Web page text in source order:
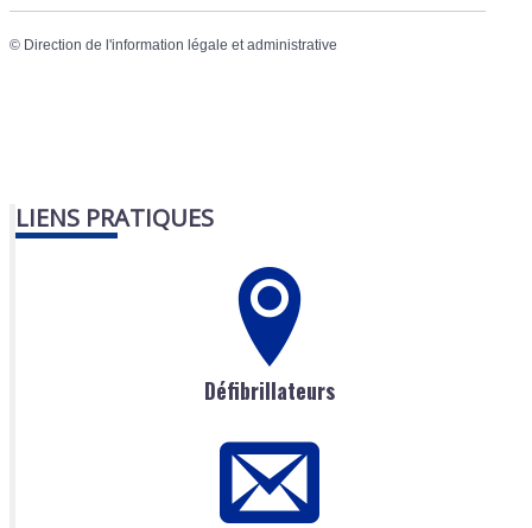
© Direction de l'information légale et administrative
LIENS PRATIQUES
Défibrillateurs